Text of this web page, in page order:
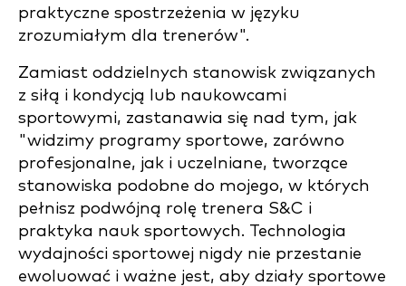
praktyczne spostrzeżenia w języku
zrozumiałym dla trenerów".
Zamiast oddzielnych stanowisk związanych
z siłą i kondycją lub naukowcami
sportowymi, zastanawia się nad tym, jak
"widzimy programy sportowe, zarówno
profesjonalne, jak i uczelniane, tworzące
stanowiska podobne do mojego, w których
pełnisz podwójną rolę trenera S&C i
praktyka nauk sportowych. Technologia
wydajności sportowej nigdy nie przestanie
ewoluować i ważne jest, aby działy sportowe